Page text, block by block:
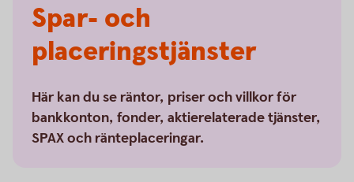
Spar- och
placeringstjänster
Här kan du se räntor, priser och villkor för
bankkonton, fonder, aktierelaterade tjänster,
SPAX och ränteplaceringar.